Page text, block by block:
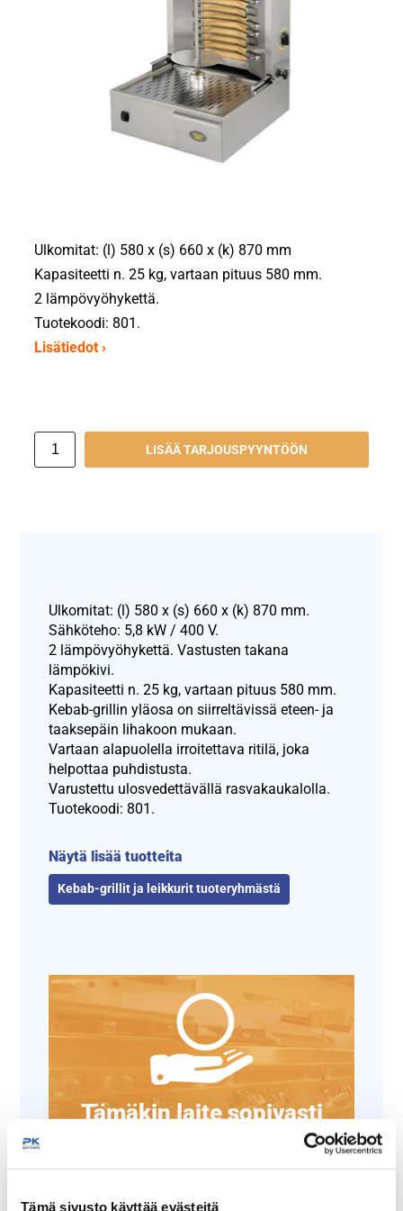
Tämä sivusto käyttää evästeitä
Ulkomitat: (l) 580 x (s) 660 x (k) 870 mm
Kapasiteetti n. 25 kg, vartaan pituus 580 mm.
2 lämpövyöhykettä.
Tuotekoodi: 801.
Lisätiedot ›
LISÄÄ TARJOUSPYYNTÖÖN
Ulkomitat: (l) 580 x (s) 660 x (k) 870 mm.
Sähköteho: 5,8 kW / 400 V.
2 lämpövyöhykettä. Vastusten takana
lämpökivi.
Kapasiteetti n. 25 kg, vartaan pituus 580 mm.
Kebab-grillin yläosa on siirreltävissä eteen- ja
taaksepäin lihakoon mukaan.
Vartaan alapuolella irroitettava ritilä, joka
helpottaa puhdistusta.
Varustettu ulosvedettävällä rasvakaukalolla.
Tuotekoodi: 801.
Näytä lisää tuotteita
Kebab-grillit ja leikkurit tuoteryhmästä
Tämäkin laite sopivasti